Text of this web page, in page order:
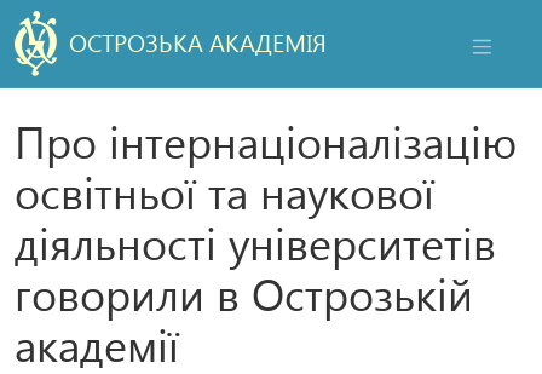
ОСТРОЗЬКА АКАДЕМІЯ
Про інтернаціоналізацію
освітньої та наукової
діяльності університетів
говорили в Острозькій
академії